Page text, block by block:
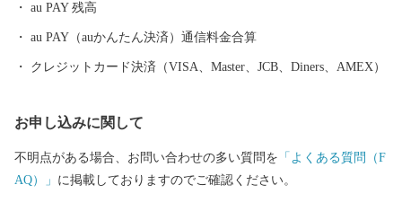
田空港からのアクセスも良好ですので，ぜひ一度お越しくださ
い！ ■□■……………………………………………………… ■ お礼の
品・証明書等に関するお問い合わせはこちらへ 鹿嶋市ふるさと納
※営業時間外のお問い合わせは、翌営業日以降にご連絡いたしま
au PAY 残高
au PAY（auかんたん決済）通信料金合算
クレジットカード決済（VISA、Master、JCB、Diners、AMEX）
お申し込みに関して
不明点がある場合、お問い合わせの多い質問を 「よくある質問（F
AQ）」 に掲載しておりますのでご確認ください。